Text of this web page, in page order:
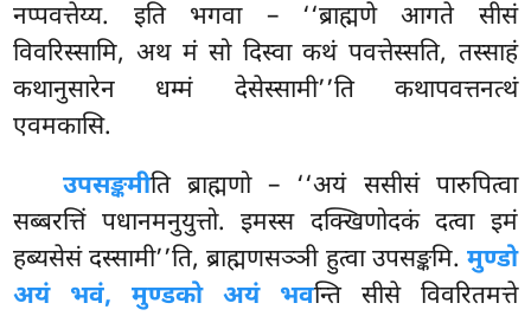
नप्पवत्तेय्य. इति भगवा – ‘‘ब्राह्मणे आगते सीसं
विवरिस्सामि, अथ मं सो दिस्वा कथं पवत्तेस्सति, तस्साहं
कथानुसारेन धम्मं देसेस्सामी’’ति कथापवत्तनत्थं
एवमकासि.
उपसङ्कमीति ब्राह्मणो – ‘‘अयं ससीसं पारुपित्वा
सब्बरत्तिं पधानमनुयुत्तो. इमस्स दक्खिणोदकं दत्वा इमं
हब्यसेसं दस्सामी’’ति, ब्राह्मणसञ्ञी हुत्वा उपसङ्कमि. मुण्डो
अयं भवं, मुण्डको अयं भवन्ति सीसे विवरितमत्ते